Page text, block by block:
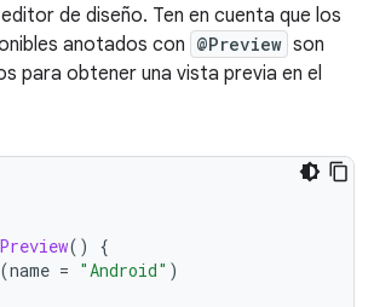
de diseño. Ten en cuenta que los
anotados con @Preview son
para obtener una vista previa en el
()
{
(name = "Android" )